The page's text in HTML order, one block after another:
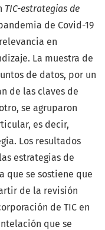
TIC-estrategias de
de Covid-19
en
La muestra de
de datos, por un
de las claves de
se agruparon
es decir,
Los resultados
estrategias de
que se sostiene que
de la revisión
de TIC en
que se